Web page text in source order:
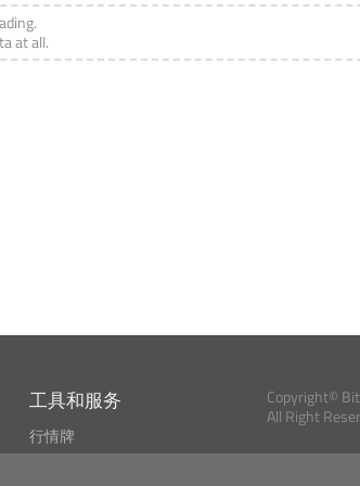
at all.
工具和服务
行情牌
Copyright©
All Right